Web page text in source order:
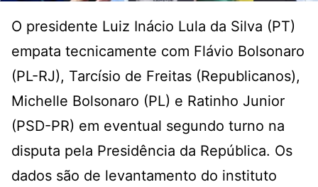
O presidente Luiz Inácio Lula da Silva (PT)
empata tecnicamente com Flávio Bolsonaro
(PL-RJ), Tarcísio de Freitas (Republicanos),
Michelle Bolsonaro (PL) e Ratinho Junior
(PSD-PR) em eventual segundo turno na
disputa pela Presidência da República. Os
dados são de levantamento do instituto